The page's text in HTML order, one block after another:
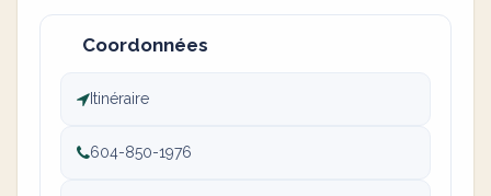
Coordonnées
Itinéraire
604-850-1976